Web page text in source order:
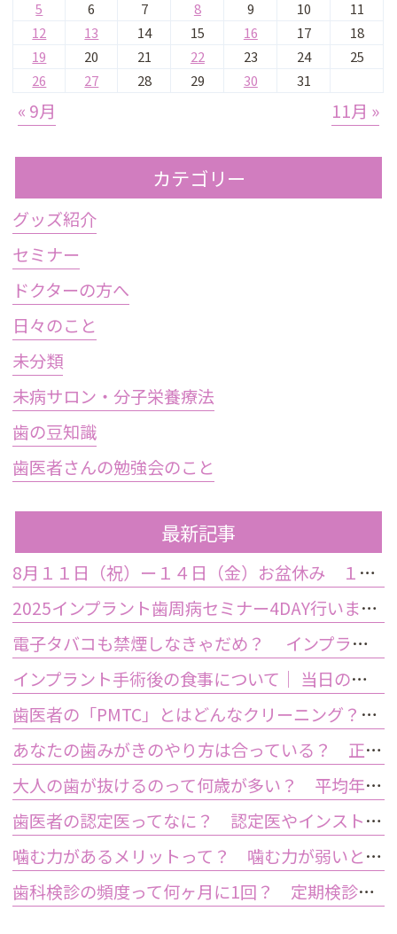
5 6 7 8 9 10
11
12
13 14 15 16 17
18
19
20 21 22 23 24
25
26
27 28 29 30 31
« 9月 11月 »
カテゴリー
グッズ紹介
セミナー
ドクターの方へ
日々のこと
未分類
未病サロン・分子栄養療法
歯の豆知識
歯医者さんの勉強会のこと
最新記事
8月１１日（祝）ー１４日（金）お盆休み １５日土曜日から診療しております
2025インプラント歯周病セミナー4DAY行いました
電子タバコも禁煙しなきゃだめ？ インプラント手術前後の喫煙が及ぼす影響とは？
インプラント手術後の食事について｜ 当日の注意点・いつから普通の食事ができる？
歯医者の「PMTC」とはどんなクリーニング？スケーリングとは何が違うの？
あなたの歯みがきのやり方は合っている？ 正しい歯みがき方法と間違った方法
大人の歯が抜けるのって何歳が多い？ 平均年齢と原因について
歯医者の認定医ってなに？ 認定医やインストラクターの資格を持つ歯医者のメリット
噛む力があるメリットって？ 噛む力が弱いとどうなるの？
歯科検診の頻度って何ヶ月に1回？ 定期検診って何するの？